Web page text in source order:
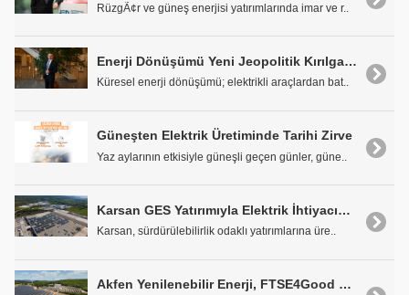
RüzgÃ¢r ve güneş enerjisi yatırımlarında imar ve r..
Enerji Dönüşümü Yeni Jeopolitik Kırılganlıklar Yaratabilir
Küresel enerji dönüşümü; elektrikli araçlardan bat..
Güneşten Elektrik Üretiminde Tarihi Zirve
Yaz aylarının etkisiyle güneşli geçen günler, güne..
Karsan GES Yatırımıyla Elektrik İhtiyacının Yüzde 25'ini Karşılayacak
Karsan, sürdürülebilirlik odaklı yatırımlarına üre..
Akfen Yenilenebilir Enerji, FTSE4Good Endeksi'ne Dahil Edildi